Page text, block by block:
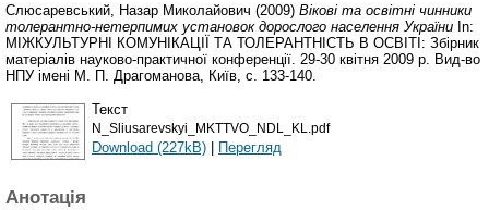
Слюсаревський, Назар Миколайович (2009) Вікові та освітні чинники
толерантно-нетерпимих установок дорослого населення України In:
МІЖКУЛЬТУРНІ КОМУНІКАЦІЇ ТА ТОЛЕРАНТНІСТЬ В ОСВІТІ: Збірник
матеріалів науково-практичної конференції. 29-30 квітня 2009 р. Вид-во
НПУ імені М. П. Драгоманова, Київ, с. 133-140.
Текст
N_Sliusarevskyi_MKTTVO_NDL_KL.pdf
Download (227kB) | Перегляд
Анотація